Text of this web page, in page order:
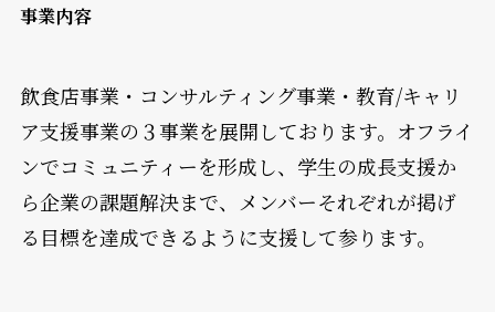
事業内容
飲食店事業・コンサルティング事業・教育/キャリ
ア支援事業の３事業を展開しております。オフライ
ンでコミュニティーを形成し、学生の成長支援か
ら企業の課題解決まで、メンバーそれぞれが掲げ
る目標を達成できるように支援して参ります。